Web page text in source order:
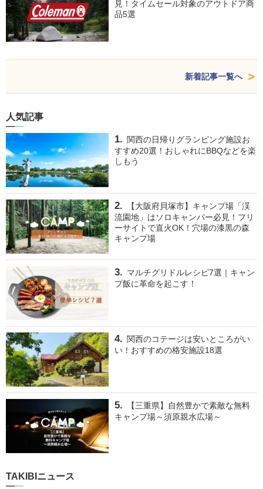
見！タイムセール対象のアウトドア商
品5選
新着記事一覧へ
人気記事
関西の日帰りグランピング施設お
すすめ20選！おしゃれにBBQなどを楽
しもう
【大阪府貝塚市】キャンプ場「渓
流園地」はソロキャンパー必見！フリ
ーサイトで直火OK！穴場の漆黒の森
キャンプ場
マルチグリドルレシピ7選｜キャン
プ飯に革命を起こす！
関西のコテージは安いところがい
い！おすすめの格安施設18選
【三重県】自然豊かで素敵な無料
キャンプ場～須原親水広場～
TAKIBIニュース